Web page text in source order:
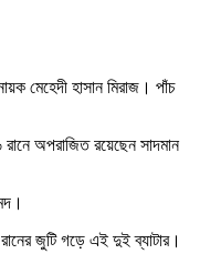
মেহেদী হাসান মিরাজ। পাঁচ
অপরাজিত রয়েছেন সাদমান
জুটি গড়ে এই দুই ব্যাটার।